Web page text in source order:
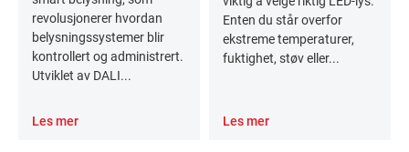
revolusjonerer hvordan
belysningssystemer blir
kontrollert og administrert.
Utviklet av DALI...
Les mer
Enten du står overfor
ekstreme temperaturer,
fuktighet, støv eller...
Les mer